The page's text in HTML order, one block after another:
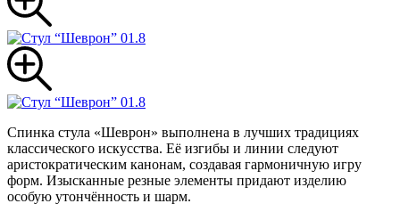
Спинка стула «Шеврон» выполнена в лучших традициях
классического искусства. Её изгибы и линии следуют
аристократическим канонам, создавая гармоничную игру
форм. Изысканные резные элементы придают изделию
особую утончённость и шарм.